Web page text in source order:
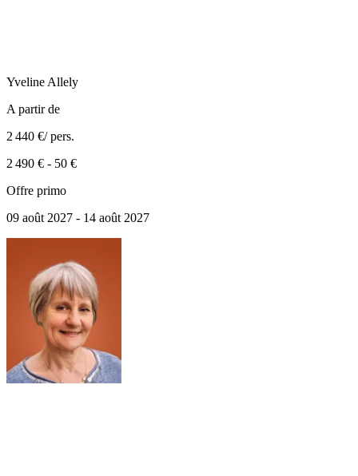
Yveline Allely
A partir de
2 440 €/ pers.
2 490 € - 50 €
Offre primo
09 août 2027 - 14 août 2027